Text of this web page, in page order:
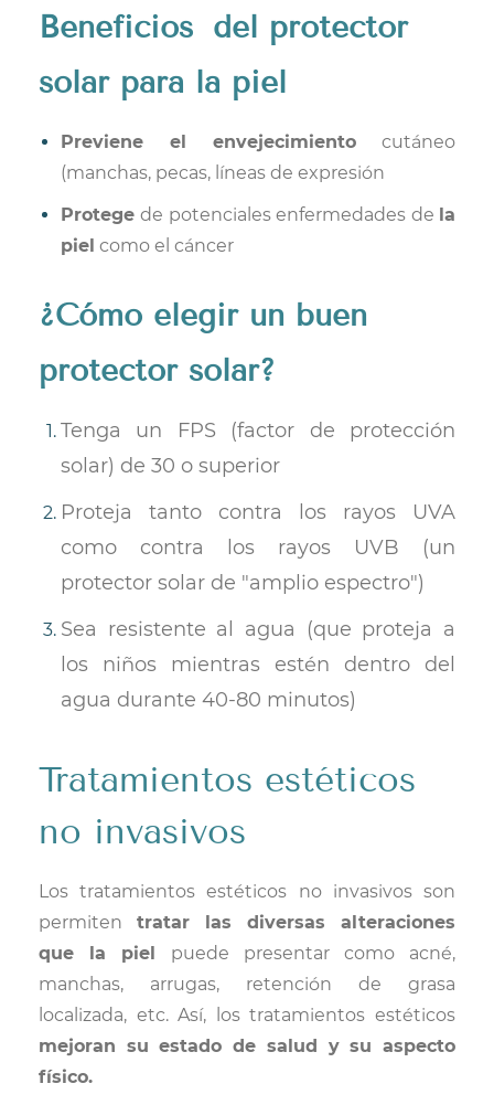
Beneficios del protector
solar para la piel
Previene el envejecimiento cutáneo
(manchas, pecas, líneas de expresión
Protegede potenciales enfermedades de la
piel como el cáncer
¿Cómo elegir un buen
protector solar?
Tenga un FPS (factor de protección
solar) de 30 o superior
Proteja tanto contra los rayos UVA
como contra los rayos UVB (un
protector solar de "amplio espectro")
Sea resistente al agua (que proteja a
los niños mientras estén dentro del
agua durante 40-80 minutos)
Tratamientos estéticos
no invasivos
Los tratamientos estéticos no invasivos son
permiten tratar las diversas alteraciones
que la piel puede presentar como acné,
manchas, arrugas, retención de grasa
localizada, etc. Así, los tratamientos estéticos
mejoran su estado de salud y su aspecto
físico.